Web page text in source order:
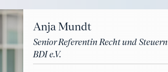
Anja Mundt
Senior Referentin Recht und Steuern
BDI e.V.